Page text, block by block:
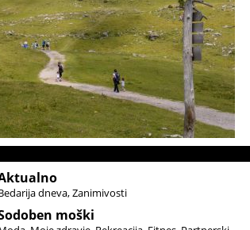
dneva Zanimivosti
moški